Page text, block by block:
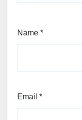
Name *
Email *